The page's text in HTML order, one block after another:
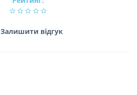
Залишити відгук